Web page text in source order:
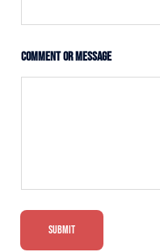
e
s
C
m
Comment or Message
SUBMIT